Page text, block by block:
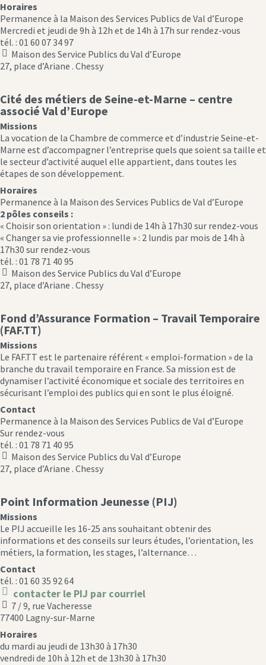
icon
Horaires
Permanence à la Maison des Services Publics de Val d’Europe
Mercredi et jeudi de 9h à 12h et de 14h à 17h sur rendez-vous
tél. : 01 60 07 34 97
location
icon
Maison des Service Publics du Val d’Europe
27, place d’Ariane . Chessy
Cité des métiers de Seine-et-Marne – centre
associé Val d’Europe
Missions
La vocation de la Chambre de commerce et d’industrie Seine-et-
Marne est d’accompagner l’entreprise quels que soient sa taille et
le secteur d’activité auquel elle appartient, dans toutes les
étapes de son développement.
Horaires
Permanence à la Maison des Services Publics de Val d’Europe
2 pôles conseils :
« Choisir son orientation » : lundi de 14h à 17h30 sur rendez-vous
« Changer sa vie professionnelle » : 2 lundis par mois de 14h à
17h30 sur rendez-vous
tél. : 01 78 71 40 95
location
icon
Maison des Service Publics du Val d’Europe
27, place d’Ariane . Chessy
Fond d’Assurance Formation – Travail Temporaire
(FAF.TT)
Missions
Le FAF.TT est le partenaire référent « emploi-formation » de la
branche du travail temporaire en France. Sa mission est de
dynamiser l’activité économique et sociale des territoires en
sécurisant l’emploi des publics qui en sont le plus éloigné.
Contact
Permanence à la Maison des Services Publics de Val d’Europe
Sur rendez-vous
tél. : 01 78 71 40 95
location
icon
Maison des Service Publics du Val d’Europe
27, place d’Ariane . Chessy
Point Information Jeunesse (PIJ)
Missions
Le PIJ accueille les 16-25 ans souhaitant obtenir des
informations et des conseils sur leurs études, l’orientation, les
métiers, la formation, les stages, l’alternance…
Contact
tél. : 01 60 35 92 64
message
icon
contacter le PIJ par courriel
location
icon
7 / 9, rue Vacheresse
77400 Lagny-sur-Marne
Horaires
du mardi au jeudi de 13h30 à 17h30
vendredi de 10h à 12h et de 13h30 à 17h30